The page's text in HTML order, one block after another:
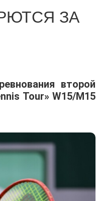
ЗА
второй
Tour» W15/M15